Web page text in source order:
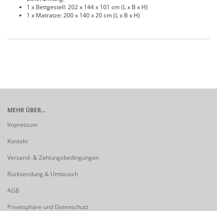
1 x Bettgestell: 202 x 144 x 101 cm (L x B x H)
1 x Matratze: 200 x 140 x 20 cm (L x B x H)
MEHR ÜBER...
Impressum
Kontakt
Versand- & Zahlungsbedingungen
Rücksendung & Umtausch
AGB
Privatsphäre und Datenschutz